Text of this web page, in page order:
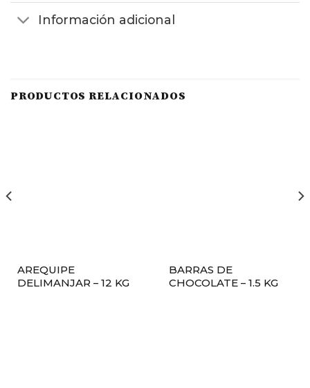
Información adicional
PRODUCTOS RELACIONADOS
AREQUIPE
DELIMANJAR – 12 KG
BARRAS DE
CHOCOLATE – 1.5 KG